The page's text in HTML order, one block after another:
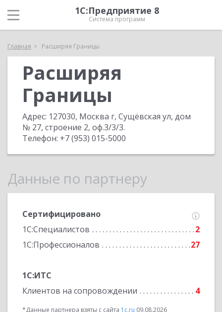
1С:Предприятие 8
Система программ
Главная Расширяя Границы
Расширяя
Границы
Адрес: 127030, Москва г, Сущёвская ул, дом
№ 27, строение 2, оф.3/3/3.
Телефон: +7 (953) 015-5000
Данные по партнеру
Сертифицировано
1С:Специалистов
2
1С:Профессионалов
27
1С:ИТС
Клиентов на сопровождении
4
*Данные партнера взяты с сайта 1c.ru 09.08.2026